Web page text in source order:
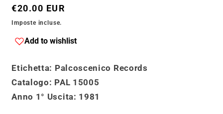
Prezzo
di
€20.00 EUR
Imposte incluse.
Add to wishlist
Etichetta: Palcoscenico Records
Catalogo: PAL 15005
Anno 1° Uscita: 1981